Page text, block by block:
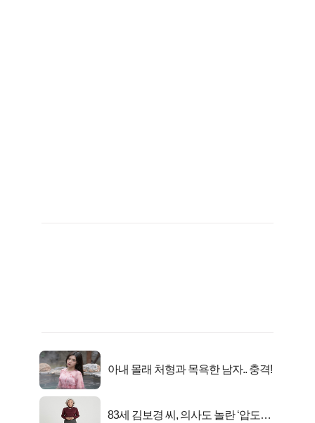
아내 몰래 처형과 목욕한 남자.. 충격!
83세 김보경 씨, 의사도 놀란 ‘압도적